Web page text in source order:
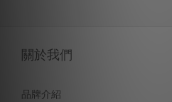
關於我們
品牌介紹